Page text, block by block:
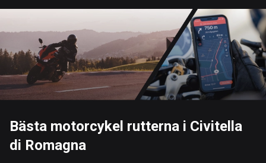
203027 rutter
Storbritannien
115094 rutter
A-Ö
Afghanistan
9 rutter
Bästa motorcykel rutterna i Civitella
di Romagna